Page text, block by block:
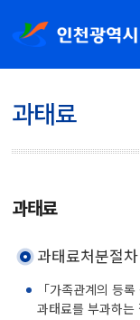
과태료
과태료
과태료처분절
「가족관계의 등
과태료를 부과하는